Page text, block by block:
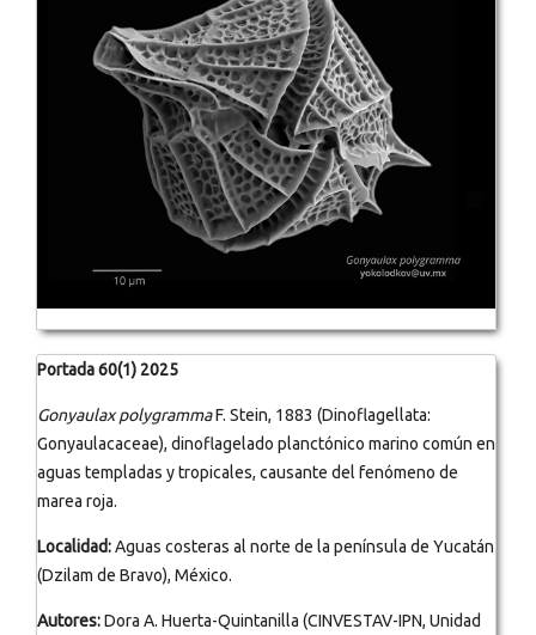
Portada 60(1) 2025
Gonyaulax polygrammaF. Stein, 1883 (Dinoflagellata:
Gonyaulacaceae), dinoflagelado planctónico marino común en
aguas templadas y tropicales, causante del fenómeno de
marea roja.
Localidad:Aguas costeras al norte de la península de Yucatán
(Dzilam de Bravo), México.
Autores:Dora A. Huerta-Quintanilla (CINVESTAV-IPN, Unidad